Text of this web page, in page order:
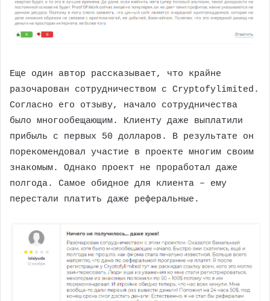
Еще один автор рассказывает, что крайне
разочарован сотрудничеством с Cryptofylimited.
Согласно его отзыву, начало сотрудничества
было многообещающим. Клиенту даже выплатили
прибыль с первых 50 долларов. В результате он
порекомендовал участие в проекте многим своим
знакомым. Однако проект не проработал даже
полгода. Самое обидное для клиента – ему
перестали платить даже реферальные.